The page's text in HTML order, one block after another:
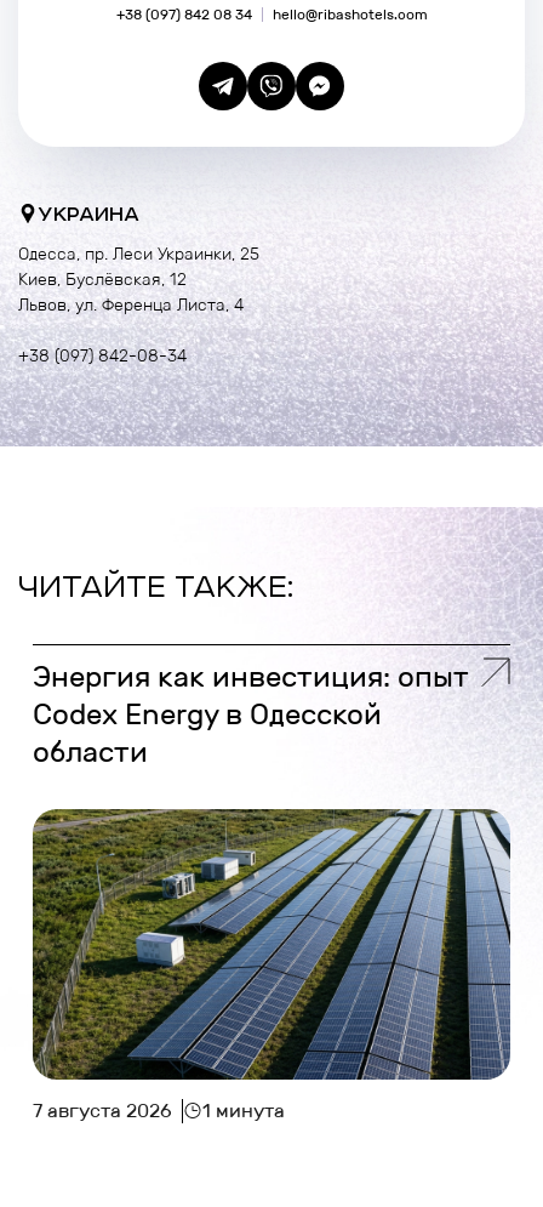
+38 (097) 842 08 34 hello@ribashotels.com
УКРАИНА
Одесса, пр. Леси Украинки, 25
Киев, Буслёвская, 12
Львов, ул. Ференца Листа, 4
+38 (097) 842-08-34
ЧИТАЙТЕ ТАКЖЕ:
Энергия как инвестиция: опыт
Codex Energy в Одесской
области
7 августа 2026 1 минута